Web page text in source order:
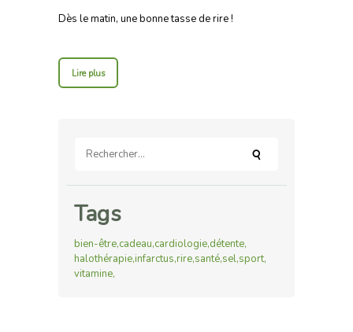
Dès le matin, une bonne tasse de rire !
Lire plus
Tags
bien-être cadeau cardiologie détente
halothérapieinfarctus rire santé sel sport
vitamine